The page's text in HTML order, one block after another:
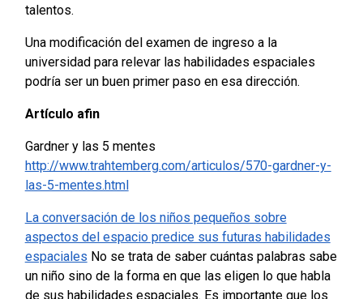
talentos.
Una modificación del examen de ingreso a la
universidad para relevar las habilidades espaciales
podría ser un buen primer paso en esa dirección.
Artículo afin
Gardner y las 5 mentes
http://www.trahtemberg.com/articulos/570-gardner-y-
las-5-mentes.html
La conversación de los niños pequeños sobre
aspectos del espacio predice sus futuras habilidades
espaciales No se trata de saber cuántas palabras sabe
un niño sino de la forma en que las eligen lo que habla
de sus habilidades espaciales. Es importante que los